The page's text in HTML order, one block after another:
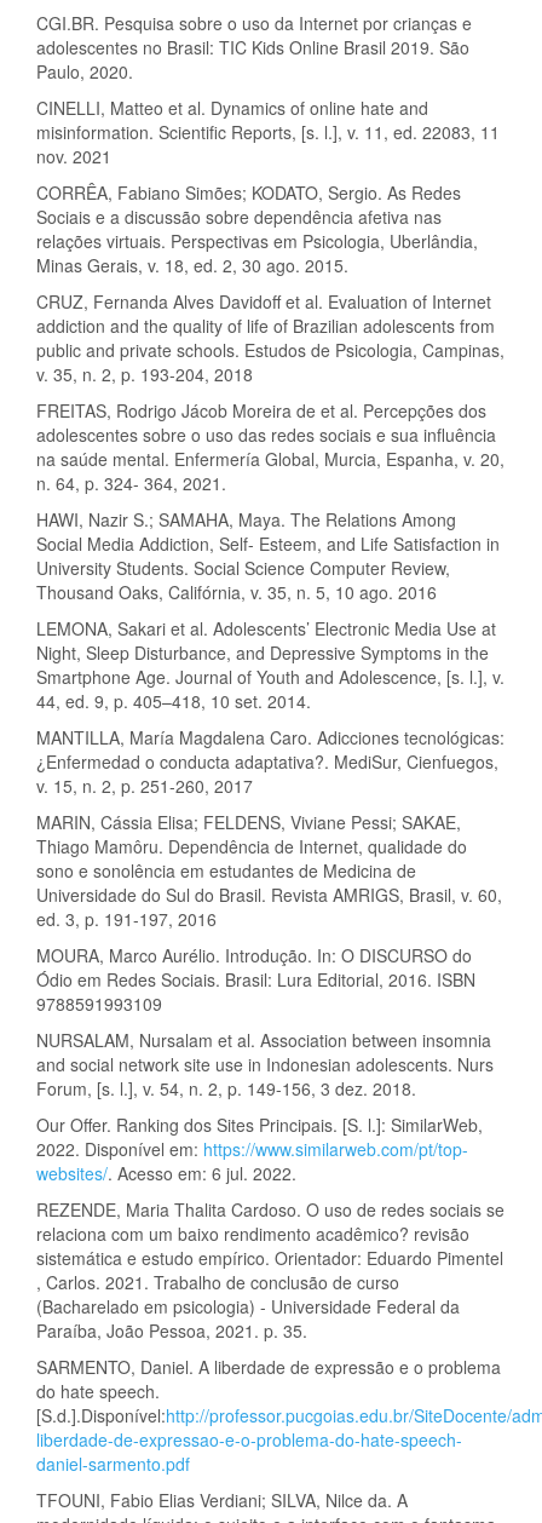
CGI.BR. Pesquisa sobre o uso da Internet por crianças e
adolescentes no Brasil: TIC Kids Online Brasil 2019. São
Paulo, 2020.
CINELLI, Matteo et al. Dynamics of online hate and
misinformation. Scientific Reports, [s. l.], v. 11, ed. 22083, 11
nov. 2021
CORRÊA, Fabiano Simões; KODATO, Sergio. As Redes
Sociais e a discussão sobre dependência afetiva nas
relações virtuais. Perspectivas em Psicologia, Uberlândia,
Minas Gerais, v. 18, ed. 2, 30 ago. 2015.
CRUZ, Fernanda Alves Davidoff et al. Evaluation of Internet
addiction and the quality of life of Brazilian adolescents from
public and private schools. Estudos de Psicologia, Campinas,
v. 35, n. 2, p. 193-204, 2018
FREITAS, Rodrigo Jácob Moreira de et al. Percepções dos
adolescentes sobre o uso das redes sociais e sua influência
na saúde mental. Enfermería Global, Murcia, Espanha, v. 20,
n. 64, p. 324- 364, 2021.
HAWI, Nazir S.; SAMAHA, Maya. The Relations Among
Social Media Addiction, Self- Esteem, and Life Satisfaction in
University Students. Social Science Computer Review,
Thousand Oaks, Califórnia, v. 35, n. 5, 10 ago. 2016
LEMONA, Sakari et al. Adolescents’ Electronic Media Use at
Night, Sleep Disturbance, and Depressive Symptoms in the
Smartphone Age. Journal of Youth and Adolescence, [s. l.], v.
44, ed. 9, p. 405–418, 10 set. 2014.
MANTILLA, María Magdalena Caro. Adicciones tecnológicas:
¿Enfermedad o conducta adaptativa?. MediSur, Cienfuegos,
v. 15, n. 2, p. 251-260, 2017
MARIN, Cássia Elisa; FELDENS, Viviane Pessi; SAKAE,
Thiago Mamôru. Dependência de Internet, qualidade do
sono e sonolência em estudantes de Medicina de
Universidade do Sul do Brasil. Revista AMRIGS, Brasil, v. 60,
ed. 3, p. 191-197, 2016
MOURA, Marco Aurélio. Introdução. In: O DISCURSO do
Ódio em Redes Sociais. Brasil: Lura Editorial, 2016. ISBN
9788591993109
NURSALAM, Nursalam et al. Association between insomnia
and social network site use in Indonesian adolescents. Nurs
Forum, [s. l.], v. 54, n. 2, p. 149-156, 3 dez. 2018.
Our Offer. Ranking dos Sites Principais. [S. l.]: SimilarWeb,
2022. Disponível em: https://www.similarweb.com/pt/top-
websites/. Acesso em: 6 jul. 2022.
REZENDE, Maria Thalita Cardoso. O uso de redes sociais se
relaciona com um baixo rendimento acadêmico? revisão
sistemática e estudo empírico. Orientador: Eduardo Pimentel
, Carlos. 2021. Trabalho de conclusão de curso
(Bacharelado em psicologia) - Universidade Federal da
Paraíba, João Pessoa, 2021. p. 35.
SARMENTO, Daniel. A liberdade de expressão e o problema
do hate speech.
[S.d.].Disponível:http://professor.pucgoias.edu.br/SiteDocente/
liberdade-de-expressao-e-o-problema-do-hate-speech-
daniel-sarmento.pdf
TFOUNI, Fabio Elias Verdiani; SILVA, Nilce da. A